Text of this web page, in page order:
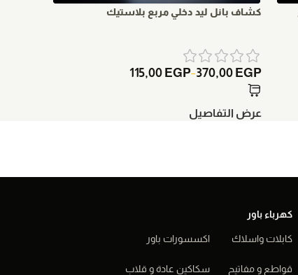
كشاف بانل ليد دخلي مربع بلاستيك
115,00 EGP–370,00 EGP
عرض التفاصيل
كهرباء باور
كابلات واسلاك
قواطع و مفاتيح
اكسسورات باور
سكاكين عادة و قلاب